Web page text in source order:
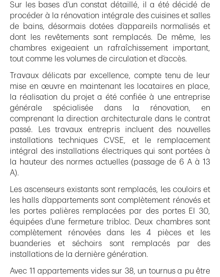
Sur les bases d’un constat détaillé, il a été décidé de
procéder à la rénovation intégrale des cuisines et salles
de bains, désormais dotées d’appareils normalisés et
dont les revêtements sont remplacés. De même, les
chambres exigeaient un rafraîchissement important,
tout comme les volumes de circulation et d’accès.
Travaux délicats par excellence, compte tenu de leur
mise en œuvre en maintenant les locataires en place,
la réalisation du projet a été confiée à une entreprise
générale spécialisée dans la rénovation, en
comprenant la direction architecturale dans le contrat
passé. Les travaux entrepris incluent des nouvelles
installations techniques CVSE, et le remplacement
intégral des installations électriques qui sont portées à
la hauteur des normes actuelles (passage de 6 A à 13
A).
Les ascenseurs existants sont remplacés, les couloirs et
les halls d’appartements sont complètement rénovés et
les portes palières remplacées par des portes EI 30,
équipées d’une fermeture tribloc. Deux chambres sont
complètement rénovées dans les 4 pièces et les
buanderies et séchoirs sont remplacés par des
installations de la dernière génération.
Avec 11 appartements vides sur 38, un tournus a pu être